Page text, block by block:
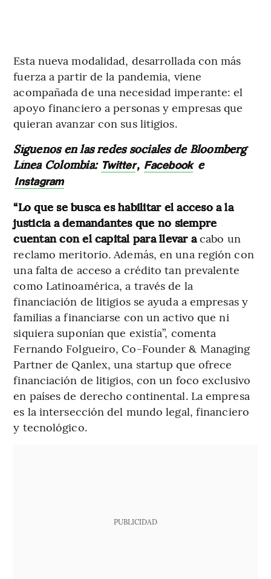
Esta nueva modalidad, desarrollada con más
fuerza a partir de la pandemia, viene
acompañada de una necesidad imperante: el
apoyo financiero a personas y empresas que
quieran avanzar con sus litigios.
Síguenos en las redes sociales de Bloomberg
Línea Colombia: Twitter, Facebook e
Instagram
“Lo que se busca es habilitar el acceso a la
justicia a demandantes que no siempre
cuentan con el capital para llevar acabo un
reclamo meritorio. Además, en una región con
una falta de acceso a crédito tan prevalente
como Latinoamérica, a través de la
financiación de litigios se ayuda a empresas y
familias a financiarse con un activo que ni
siquiera suponían que existía”, comenta
Fernando Folgueiro, Co-Founder & Managing
Partner de Qanlex, una startup que ofrece
financiación de litigios, con un foco exclusivo
en países de derecho continental. La empresa
es la intersección del mundo legal, financiero
y tecnológico.
PUBLICIDAD